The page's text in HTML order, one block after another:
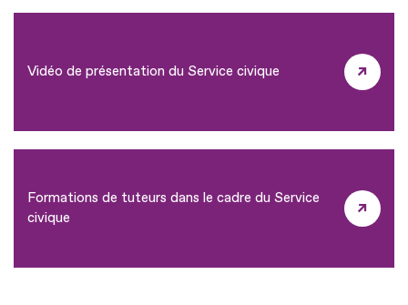
Vidéo de présentation du Service civique
Formations de tuteurs dans le cadre du Service
civique